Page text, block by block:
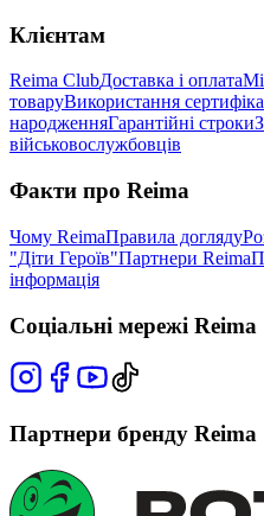
Клієнтам
Reima ClubДоставка і оплата
товаруВикористання
народженняГарантійні строки
військовослужбовців
Факти про Reima
Чому ReimaПравила догляду
"Діти Героїв"Партнери Reima
інформація
Соціальні мережі Reima
Партнери бренду Reima